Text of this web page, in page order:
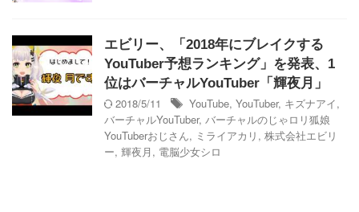
エビリー、「2018年にブレイクする
YouTuber予想ランキング」を発表、1
位はバーチャルYouTuber「輝夜月」
2018/5/11
YouTube, YouTuber, キズナアイ,
バーチャルYouTuber, バーチャルのじゃロリ狐娘
YouTuberおじさん, ミライアカリ , 株式会社エビリ
ー, 輝夜月 , 電脳少女シロ